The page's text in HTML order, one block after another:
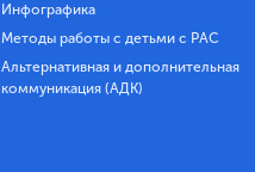
Инфографика
Методы работы с детьми с РАС
Альтернативная и дополнительная
коммуникация (АДК)